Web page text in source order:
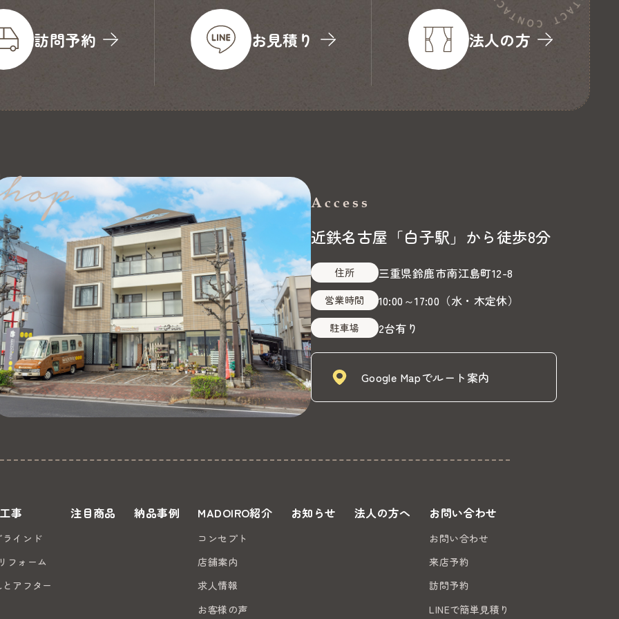
訪問予約 お見積り 法人の方
Access
近鉄名古屋「白子駅」から徒歩8分
住所 三重県鈴鹿市南江島町12-8
営業時間 10:00～17:00 （水・木定休）
駐車場 2台有り
Google Mapでルート案内
事
インド
フォーム
アフター
注目商品 納品事例 MADOIRO紹介
コンセプト
店舗案内
求人情報
お客様の声
お知らせ 法人の方へ お問い合わせ
お問い合わせ
来店予約
訪問予約
LINEで簡単見積り